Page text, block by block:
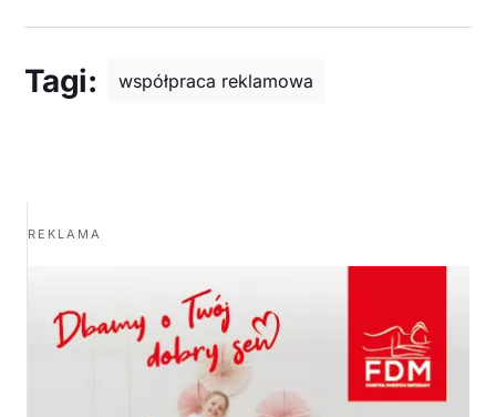
Tagi: współpraca reklamowa
REKLAMA